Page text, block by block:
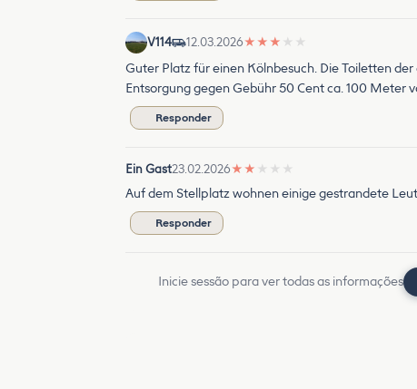
V114 12.03.2026★ ★ ★ ★ ★
Guter Platz für einen Kölnbesuch. Die Toiletten
Entsorgung gegen Gebühr 50 Cent ca. 100 Meter
Responder
Ein Gast23.02.2026★ ★ ★ ★ ★
Auf dem Stellplatz wohnen einige gestrandete
Responder
Inicie sessão para ver todas as informações